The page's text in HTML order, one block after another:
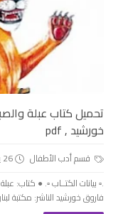
تحميل كتاب عبلة
خورشيد , pdf
قسم أدب الأطفال
26 يونيو 2025
.▫️ بيانات الكتــاب ▫️. ● كتاب:
فاروق خورشيد الناشر: مكتبة